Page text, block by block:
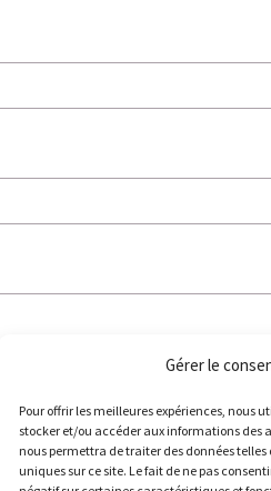
Gérer le
Pour offrir les meilleures expériences, nous
stocker et/ou accéder aux informations des
nous permettra de traiter des données
uniques sur ce site. Le fait de ne pas